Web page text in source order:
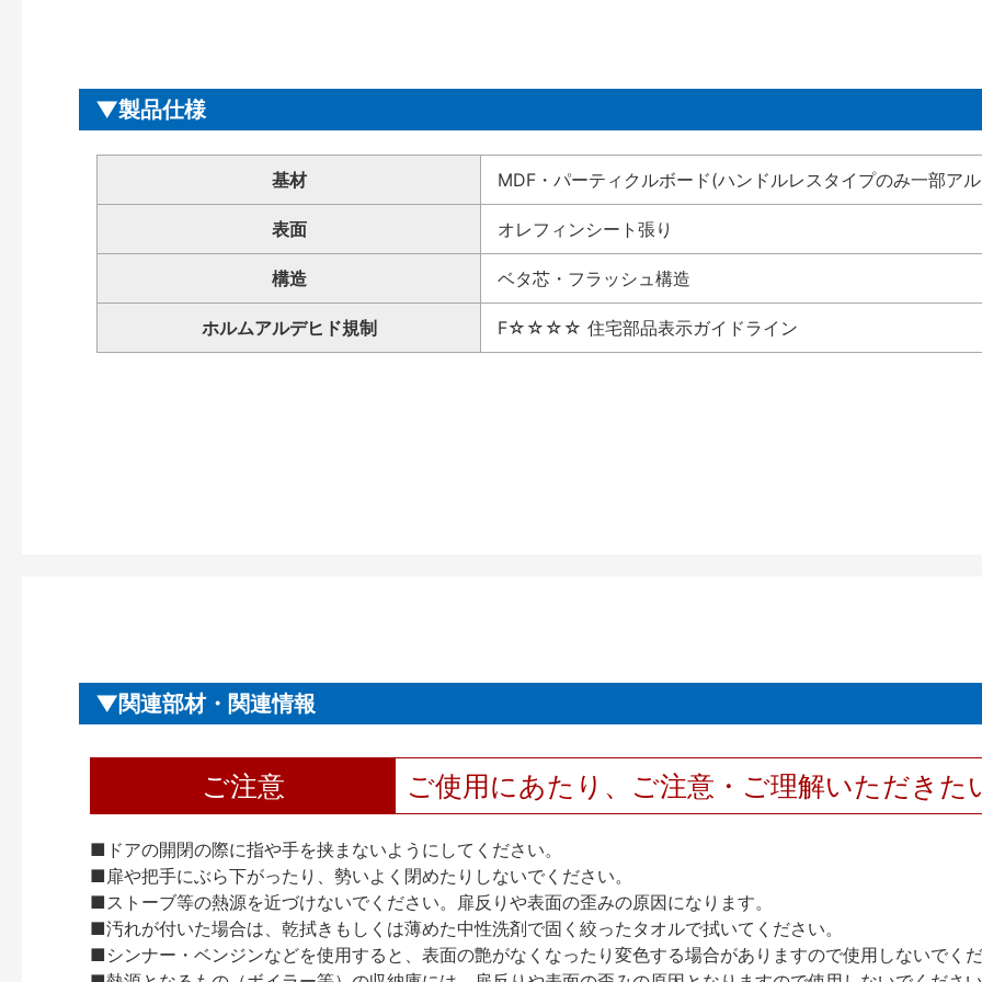
製品仕様
基材 MDF・パーティクルボード(ハンドルレスタイプのみ一部ア
表面 オレフィンシート張り
構造 ベタ芯・フラッシュ構造
ホルムアルデヒド規制 F☆☆☆☆ 住宅部品表示ガイドライン
関連部材・関連情報
ご注意 ご使用にあたり、ご注意・ご理解いただきた
■ドアの開閉の際に指や手を挟まないようにしてください。
■扉や把手にぶら下がったり、勢いよく閉めたりしないでください。
■ストーブ等の熱源を近づけないでください。扉反りや表面の歪みの原因になります。
■汚れが付いた場合は、乾拭きもしくは薄めた中性洗剤で固く絞ったタオルで拭いてください。
■シンナー・ベンジンなどを使用すると、表面の艶がなくなったり変色する場合がありますので使用しないでく